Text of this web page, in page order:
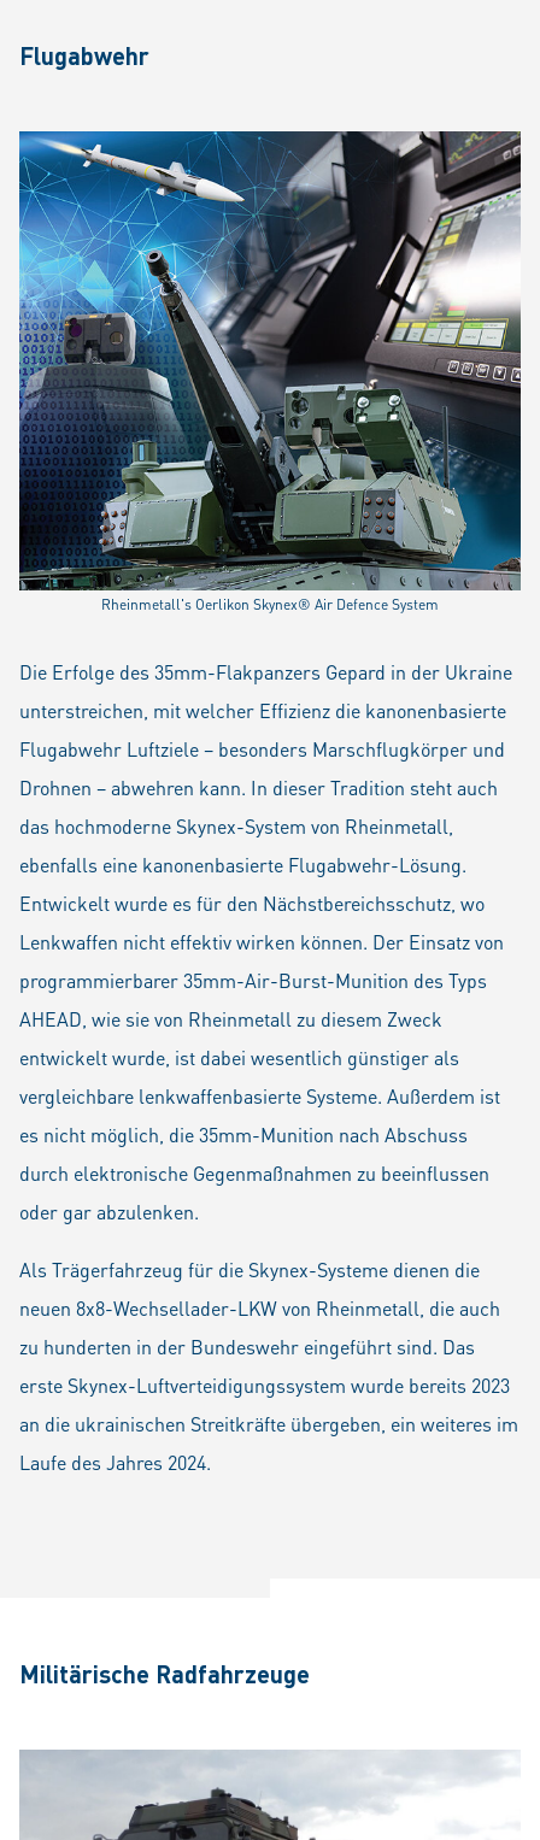
Flugabwehr
Rheinmetall's Oerlikon Skynex® Air Defence System
Die Erfolge des 35mm-Flakpanzers Gepard in der Ukraine
unterstreichen, mit welcher Effizienz die kanonenbasierte
Flugabwehr Luftziele – besonders Marschflugkörper und
Drohnen – abwehren kann. In dieser Tradition steht auch
das hochmoderne Skynex-System von Rheinmetall,
ebenfalls eine kanonenbasierte Flugabwehr-Lösung.
Entwickelt wurde es für den Nächstbereichsschutz, wo
Lenkwaffen nicht effektiv wirken können. Der Einsatz von
programmierbarer 35mm-Air-Burst-Munition des Typs
AHEAD, wie sie von Rheinmetall zu diesem Zweck
entwickelt wurde, ist dabei wesentlich günstiger als
vergleichbare lenkwaffenbasierte Systeme. Außerdem ist
es nicht möglich, die 35mm-Munition nach Abschuss
durch elektronische Gegenmaßnahmen zu beeinflussen
oder gar abzulenken.
Als Trägerfahrzeug für die Skynex-Systeme dienen die
neuen 8x8-Wechsellader-LKW von Rheinmetall, die auch
zu hunderten in der Bundeswehr eingeführt sind. Das
erste Skynex-Luftverteidigungssystem wurde bereits 2023
an die ukrainischen Streitkräfte übergeben, ein weiteres im
Laufe des Jahres 2024.
Militärische Radfahrzeuge